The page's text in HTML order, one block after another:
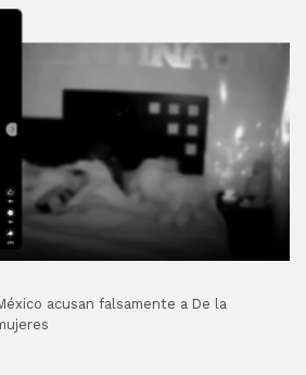
acusan falsamente a De la